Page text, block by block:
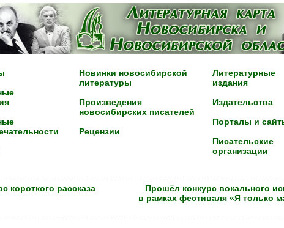
Новинки новосибирской
литературы
Произведения
новосибирских писателей
Рецензии
Литературные
издания
Издательства
Порталы и
Писательские
организации
короткого рассказа
Прошёл конкурс вокального
в рамках фестиваля «Я только